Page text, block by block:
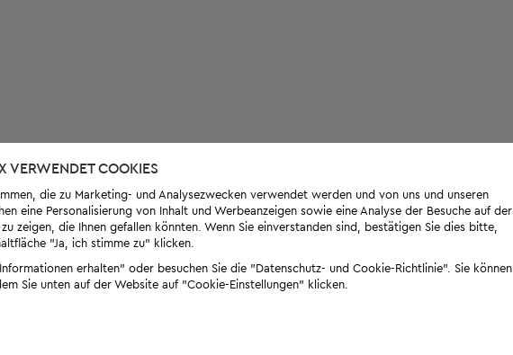
VERWENDET COOKIES
die zu Marketing- und Analysezwecken verwendet werden und von uns und unseren
eine Personalisierung von Inhalt und Werbeanzeigen sowie eine Analyse der Besuche auf der
zeigen, die Ihnen gefallen könnten. Wenn Sie einverstanden sind, bestätigen Sie dies bitte,
"Ja, ich stimme zu" klicken.
erhalten" oder besuchen Sie die "Datenschutz- und Cookie-Richtlinie". Sie können
Sie unten auf der Website auf "Cookie-Einstellungen" klicken.